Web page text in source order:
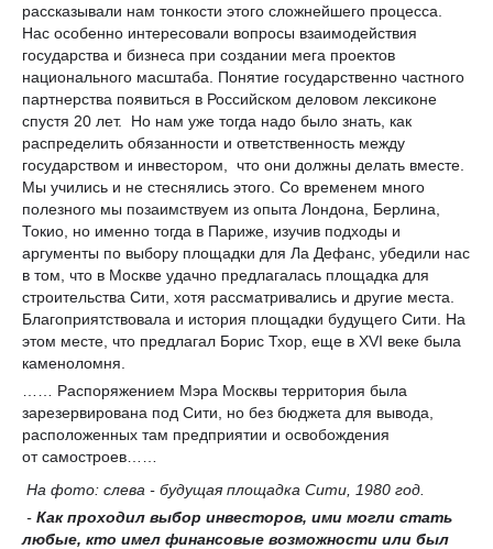
рассказывали нам тонкости этого сложнейшего процесса.
Нас особенно интересовали вопросы взаимодействия
государства и бизнеса при создании мега проектов
национального масштаба. Понятие государственно частного
партнерства появиться в Российском деловом лексиконе
спустя 20 лет. Но нам уже тогда надо было знать, как
распределить обязанности и ответственность между
государством и инвестором, что они должны делать вместе.
Мы учились и не стеснялись этого. Со временем много
полезного мы позаимствуем из опыта Лондона, Берлина,
Токио, но именно тогда в Париже, изучив подходы и
аргументы по выбору площадки для Ла Дефанс, убедили нас
в том, что в Москве удачно предлагалась площадка для
строительства Сити, хотя рассматривались и другие места.
Благоприятствовала и история площадки будущего Сити. На
этом месте, что предлагал Борис Тхор, еще в XVI веке была
каменоломня.
…… Распоряжением Мэра Москвы территория была
зарезервирована под Сити, но без бюджета для вывода,
расположенных там предприятии и освобождения
от самостроев……
На фото: слева - будущая площадка Сити, 1980 год.
- Как проходил выбор инвесторов, ими могли стать
любые, кто имел финансовые возможности или был